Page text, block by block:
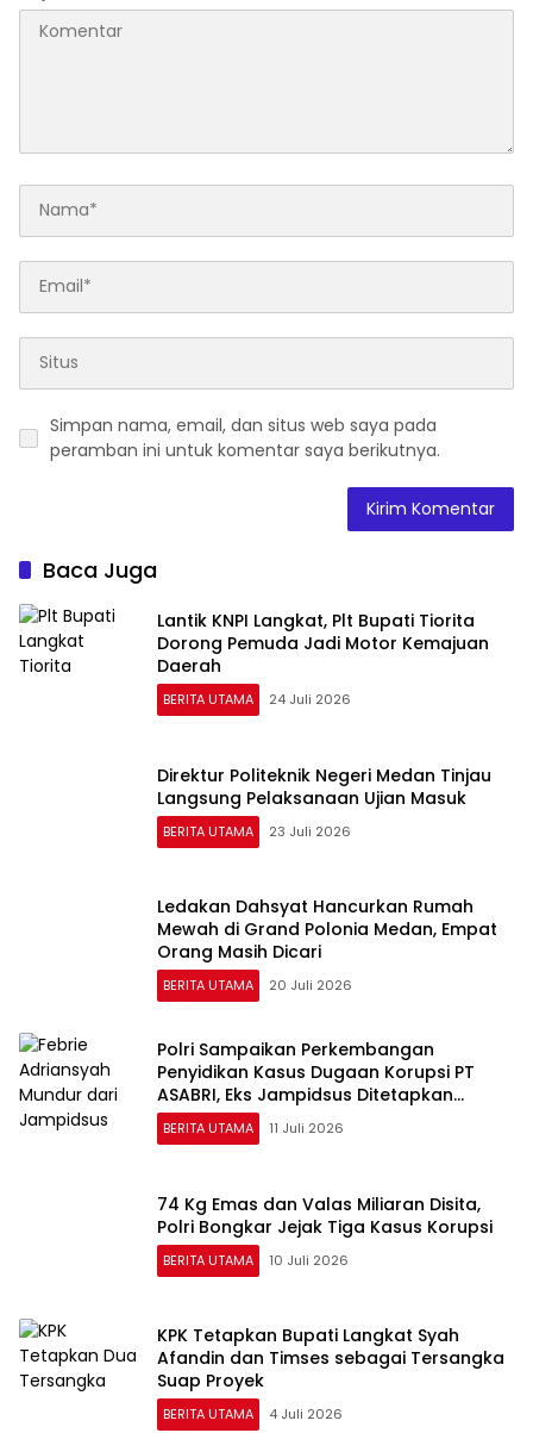
Simpan nama, email, dan situs web saya pada
peramban ini untuk komentar saya berikutnya.
Baca Juga
Lantik KNPI Langkat, Plt Bupati Tiorita
Dorong Pemuda Jadi Motor Kemajuan
Daerah
BERITA UTAMA 24 Juli 2026
Direktur Politeknik Negeri Medan Tinjau
Langsung Pelaksanaan Ujian Masuk
BERITA UTAMA 23 Juli 2026
Ledakan Dahsyat Hancurkan Rumah
Mewah di Grand Polonia Medan, Empat
Orang Masih Dicari
BERITA UTAMA 20 Juli 2026
Polri Sampaikan Perkembangan
Penyidikan Kasus Dugaan Korupsi PT
ASABRI, Eks Jampidsus Ditetapkan
Tersangka
BERITA UTAMA 11 Juli 2026
74 Kg Emas dan Valas Miliaran Disita,
Polri Bongkar Jejak Tiga Kasus Korupsi
BERITA UTAMA 10 Juli 2026
KPK Tetapkan Bupati Langkat Syah
Afandin dan Timses sebagai Tersangka
Suap Proyek
BERITA UTAMA 4 Juli 2026